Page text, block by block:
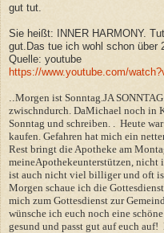
gut tut.
Sie heißt: INNER HARMONY.
gut.Das tue ich wohl schon über
Quelle: youtube
https://www.youtube.com/
Morgen ist Sonntag.JA
zwischndurch. DaMichael noch in
Sonntag und schreiben. . Heute
kaufen. Gefahren hat mich ein
Rest bringt die Apotheke am
meineApothekeunterstützen, nicht
ist auch nicht viel billiger und oft
Morgen schaue ich die
mich zum Gottesdienst zur
wünsche ich euch noch eine
gesund und passt gut auf euch